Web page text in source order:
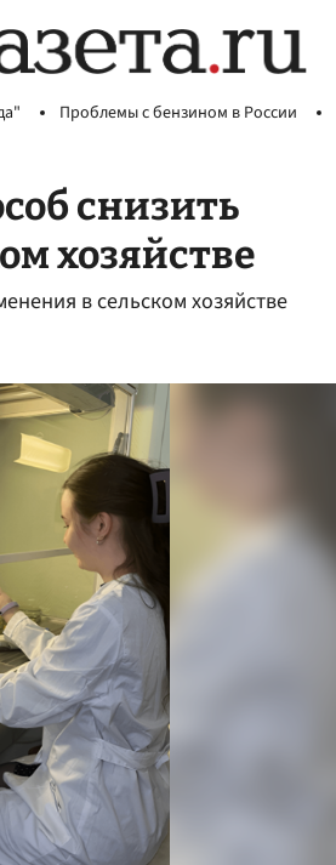
Проблемы с бензином в России
снизить
хозяйстве
в сельском хозяйстве